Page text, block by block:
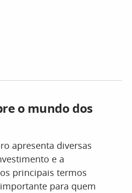
o mundo dos
apresenta diversas
e a
principais termos
para quem